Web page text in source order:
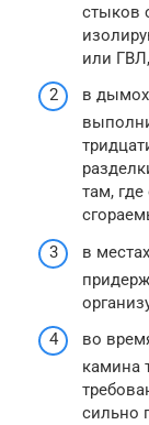
стыков
или ГВЛ,
в
там, где
в
во
камина
сильно